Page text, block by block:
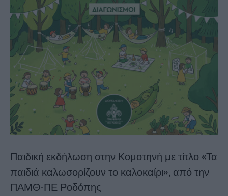
Παιδική εκδήλωση στην Κομοτηνή με τίτλο «Τα
παιδιά καλωσορίζουν το καλοκαίρι», από την
ΠΑΜΘ-ΠΕ Ροδόπης